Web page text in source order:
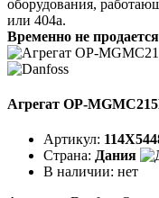
оборудования,
или 404a.
Временно не продается
Агрегат OP-
Артикул:
Страна: Дания
В наличии: нет